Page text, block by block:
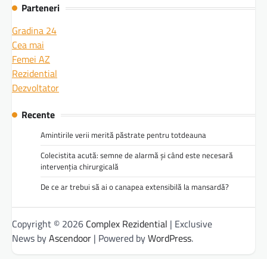
Parteneri
Gradina 24
Cea mai
Femei AZ
Rezidential
Dezvoltator
Recente
Amintirile verii merită păstrate pentru totdeauna
Colecistita acută: semne de alarmă și când este necesară
intervenția chirurgicală
De ce ar trebui să ai o canapea extensibilă la mansardă?
Copyright © 2026 Complex Rezidential | Exclusive
News byAscendoor | Powered byWordPress.